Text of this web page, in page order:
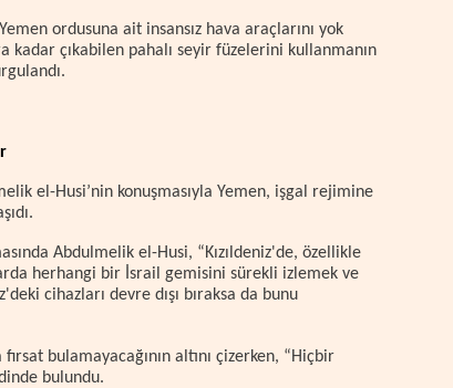
ordusuna ait insansız hava araçlarını yok
çıkabilen pahalı seyir füzelerini kullanmanın
el-Husi’nin konuşmasıyla Yemen, işgal rejimine
Abdulmelik el-Husi, “Kızıldeniz'de, özellikle
herhangi bir İsrail gemisini sürekli izlemek ve
cihazları devre dışı bıraksa da bunu
bulamayacağının altını çizerken, “Hiçbir
bulundu.